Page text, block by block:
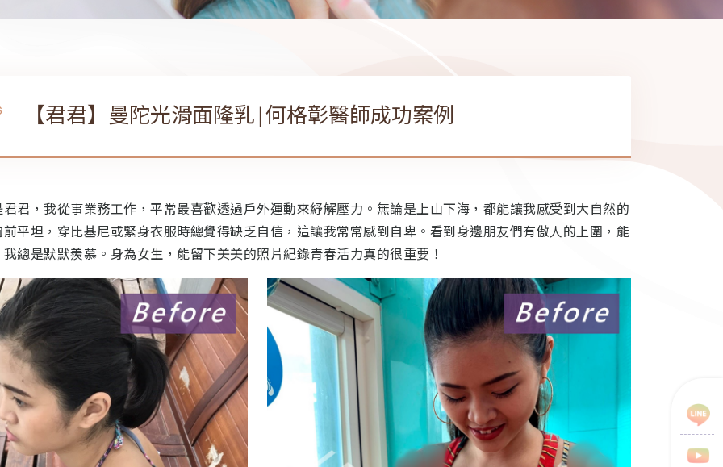
【君君】曼陀光滑面隆乳|何格彰醫師成功案例
君，我從事業務工作，平常最喜歡透過戶外運動來紓解壓力。無論是上山下海，都能讓我感受到大自然的
平坦，穿比基尼或緊身衣服時總覺得缺乏自信，這讓我常常感到自卑。看到身邊朋友們有傲人的上圍，能
總是默默羨慕。身為女生，能留下美美的照片紀錄青春活力真的很重要！